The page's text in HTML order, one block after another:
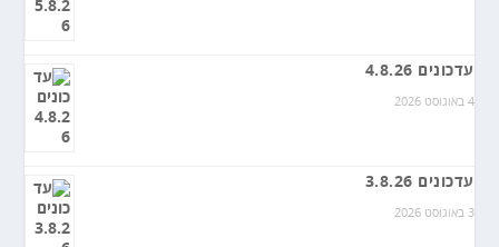
עדכונים 4.8.26
4 באוגוסט 2026
עדכונים 3.8.26
3 באוגוסט 2026